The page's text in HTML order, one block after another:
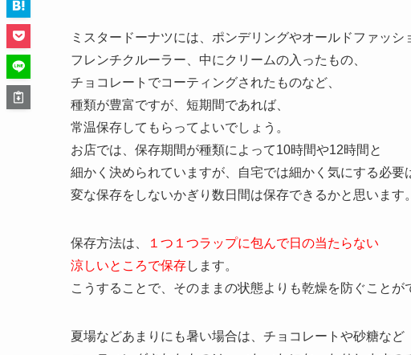
ミスタードーナツには、ポンデリングやオールドファッシ
フレンチクルーラー、中にクリームの入ったもの、
チョコレートでコーティングされたものなど、
種類が豊富ですが、短期間であれば、
常温保存してもらってよいでしょう。
お店では、保存期間が種類によって10時間や12時間と
細かく決められていますが、自宅では細かく気にする必要
変な保存をしないかぎり数日間は保存できるかと思います。
保存方法は、
１つ１つラップに包んで日の当たらない
涼しいところで保存します。
こうすることで、そのままの状態よりも乾燥を防ぐことが
夏場などあまりにも暑い場合は、チョコレートや砂糖など